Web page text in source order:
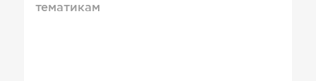
тематикам